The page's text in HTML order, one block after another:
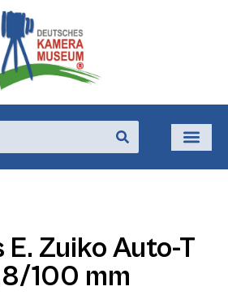
E. Zuiko Auto-T
100 mm